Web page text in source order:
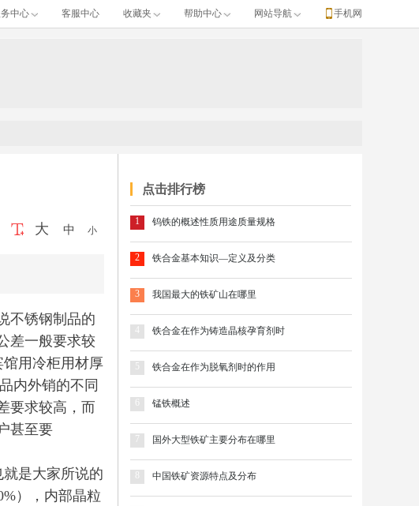
中心 客服中心 收藏夹 帮助中心 网站导航 手机网
大 中 小
不锈钢制品的
差一般要求较
馆用冷柜用材厚
内外销的不同
要求较高，而
甚至要
是大家所说的
），内部晶粒
点击排行榜
1 钨铁的概述性质用途质量规格
2 铁合金基本知识—定义及分类
3 我国最大的铁矿山在哪里
4 铁合金在作为铸造晶核孕育剂时
5 铁合金在作为脱氧剂时的作用
锰铁概述
7 国外大型铁矿主要分布在哪里
中国铁矿资源特点及分布